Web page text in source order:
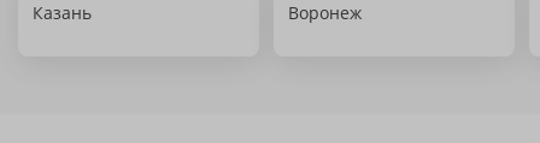
Казань Воронеж